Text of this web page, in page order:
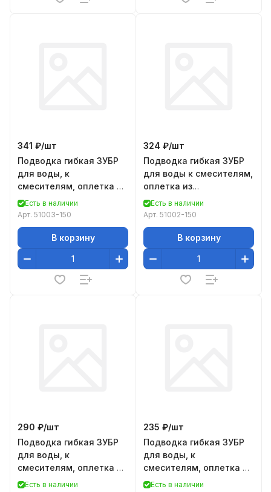
341 ₽/шт
Подводка гибкая ЗУБР
для воды, к
смесителям, оплетка из
нержавеющей стали,
удлиненная, г/ш 1,5м
Есть в наличии
Арт. 51003-150
В корзину
324 ₽/шт
Подводка гибкая ЗУБР
для воды к смесителям,
оплетка из
нержавеющей стали,
укороченная, г/ш 1/2" - 1,
Есть в наличии
Арт. 51002-150
В корзину
290 ₽/шт
Подводка гибкая ЗУБР
для воды, к
смесителям, оплетка из
нержавеющей стали,
Есть в наличии
235 ₽/шт
Подводка гибкая ЗУБР
для воды, к
смесителям, оплетка из
нержавеющей стали,
Есть в наличии